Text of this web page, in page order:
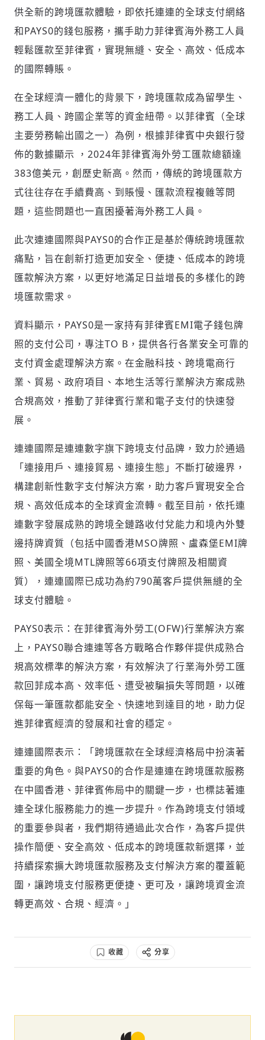
參與下一波全球科技革命
請輸入發送到的驗證碼
(十分鐘內有效)
驗證
供全新的跨境匯款體驗，即依托連連的全球支付網絡
和PAYS0的錢包服務，攜手助力菲律賓海外務工人員
輕鬆匯款至菲律賓，實現無縫、安全、高效、低成本
的國際轉賬。
在全球經濟一體化的背景下，跨境匯款成為留學生、
務工人員、跨國企業等的資金紐帶。以菲律賓（全球
主要勞務輸出國之一）為例，根據菲律賓中央銀行發
佈的數據顯示 ，2024年菲律賓海外勞工匯款總額達
383億美元，創歷史新高。然而，傳統的跨境匯款方
式往往存在手續費高、到賬慢、匯款流程複雜等問
題，這些問題也一直困擾著海外務工人員。
此次連連國際與PAYS0的合作正是基於傳統跨境匯款
痛點，旨在創新打造更加安全、便捷、低成本的跨境
匯款解決方案，以更好地滿足日益增長的多樣化的跨
境匯款需求。
資料顯示，PAYS0是一家持有菲律賓EMI電子錢包牌
照的支付公司，專注TO B，提供各行各業安全可靠的
支付資金處理解決方案。在金融科技、跨境電商行
業、貿易、政府項目、本地生活等行業解決方案成熟
合規高效，推動了菲律賓行業和電子支付的快速發
展。
連連國際是連連數字旗下跨境支付品牌，致力於通過
「連接用戶、連接貿易、連接生態」不斷打破邊界，
構建創新性數字支付解決方案，助力客戶實現安全合
規、高效低成本的全球資金流轉。截至目前，依托連
連數字發展成熟的跨境全鏈路收付兌能力和境內外雙
邊持牌資質（包括中國香港MSO牌照、盧森堡EMI牌
照、美國全境MTL牌照等66項支付牌照及相關資
質），連連國際已成功為約790萬客戶提供無縫的全
球支付體驗。
PAYS0表示：在菲律賓海外勞工(OFW)行業解決方案
上，PAYS0聯合連連等各方戰略合作夥伴提供成熟合
規高效標準的解決方案，有效解決了行業海外勞工匯
款回菲成本高、效率低、遭受被騙損失等問題，以確
保每一筆匯款都能安全、快速地到達目的地，助力促
進菲律賓經濟的發展和社會的穩定。
連連國際表示：「跨境匯款在全球經濟格局中扮演著
重要的角色。與PAYS0的合作是連連在跨境匯款服務
在中國香港、菲律賓佈局中的關鍵一步，也標誌著連
連全球化服務能力的進一步提升。作為跨境支付領域
的重要參與者，我們期待通過此次合作，為客戶提供
操作簡便、安全高效、低成本的跨境匯款新選擇，並
持續探索擴大跨境匯款服務及支付解決方案的覆蓋範
圍，讓跨境支付服務更便捷、更可及，讓跨境資金流
轉更高效、合規、經濟。」
收藏 分享